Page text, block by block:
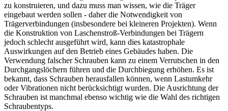
zu konstruieren, und dazu muss man wissen, wie die Träger
eingebaut werden sollen - daher die Notwendigkeit von
Trägerverbindungen (insbesondere bei kleineren Projekten). Wenn
die Konstruktion von Laschenstroß-Verbindungen bei Trägern
jedoch schlecht ausgeführt wird, kann dies katastrophale
Auswirkungen auf den Betrieb eines Gebäudes haben. Die
Verwendung falscher Schrauben kann zu einem Verrutschen in den
Durchgangslöchern führen und die Durchbiegung erhöhen. Es ist
bekannt, dass Schrauben herausfallen können, wenn Lastumkehr
oder Vibrationen nicht berücksichtigt wurden. Die Ausrichtung der
Schrauben ist manchmal ebenso wichtig wie die Wahl des richtigen
Schraubentyps.